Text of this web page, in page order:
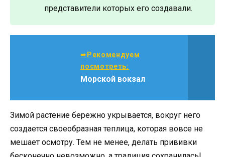
представители которых его создавали.
➨Рекомендуем
посмотреть:
Морской вокзал
Зимой растение бережно укрывается, вокруг него
создается своеобразная теплица, которая вовсе не
мешает осмотру. Тем не менее, делать прививки